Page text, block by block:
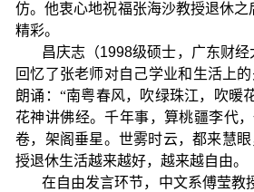
仿。他衷心地祝福张海沙教授退休
精彩。
昌庆志（1998级硕士，广东财
回忆了张老师对自己学业和生活上
朗诵：“南粤春风，吹绿珠江，吹暖
花神讲佛经。千年事，算桃疆李代
卷，架阁垂星。世雾时云，都来慧
授退休生活越来越好，越来越自由。
在自由发言环节，中文系傅莹教